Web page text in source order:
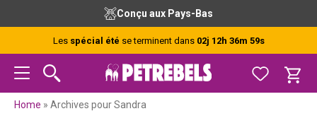
navigation
principale
principal
de
page
Avant 15h, expédié aujourd’hui (Lun-Ven)
Les spécial été se terminent dans 02j 12h 36m 58s
Home » Archives pour Sandra